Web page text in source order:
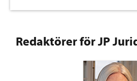
Redaktörer för JP